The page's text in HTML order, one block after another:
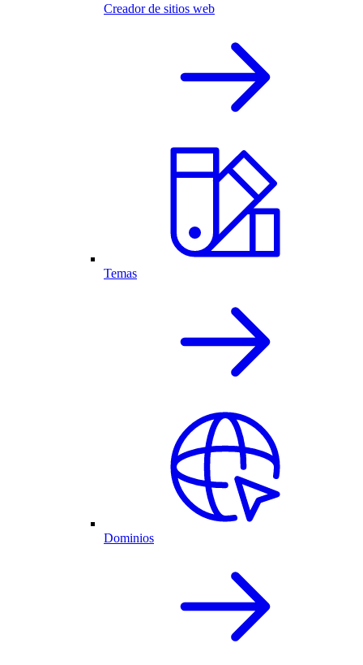
Creador de sitios web
Temas
Dominios